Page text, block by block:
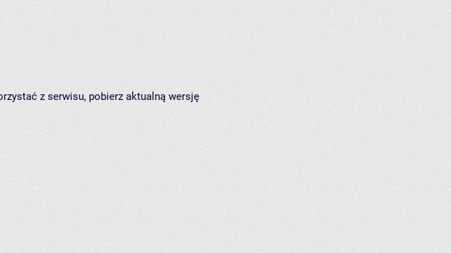
z serwisu, pobierz aktualną wersję